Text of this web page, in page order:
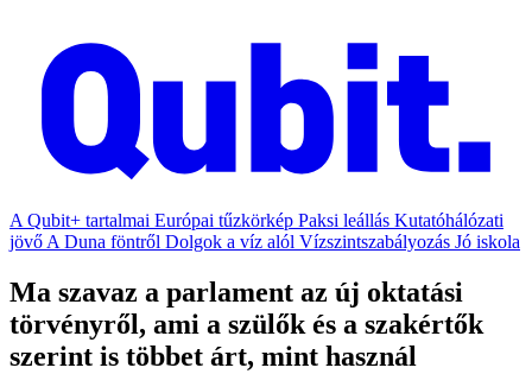
A Qubit+ tartalmai Európai tűzkörkép Paksi leállás Kutatóhálózati
jövő A Duna föntről Dolgok a víz alól Vízszintszabályozás Jó iskola
Ma szavaz a parlament az új oktatási
törvényről, ami a szülők és a szakértők
szerint is többet árt, mint használ